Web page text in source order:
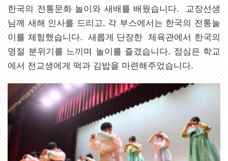
한국의 전통문화 놀이와 새배를 배웠습니다. 교장선생
님께 새해 인사를 드리고, 각 부스에서는 한국의 전통놀
이를 체험했습니다. 새롭게 단장한 체육관에서 한국의
명절 분위기를 느끼며 놀이를 즐겼습니다. 점심은 학교
에서 전교생에게 떡과 김밥을 마련해주었습니다.